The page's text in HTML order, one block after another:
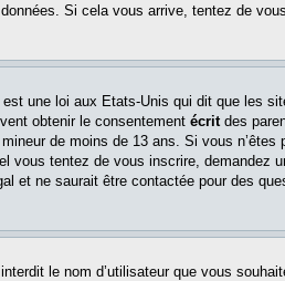
Si cela vous arrive, tentez de
est une loi aux Etats-Unis qui dit que les
obtenir le consentement écritdes
de moins de 13 ans. Si vous n’êtes
vous tentez de vous inscrire, demandez
et ne saurait être contactée pour des
le nom d’utilisateur que vous